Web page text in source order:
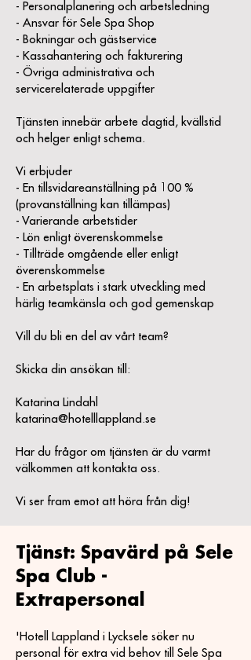
- Personalplanering och arbetsledning
- Ansvar för Sele Spa Shop
- Bokningar och gästservice
- Kassahantering och fakturering
- Övriga administrativa och
servicerelaterade uppgifter
Tjänsten innebär arbete dagtid, kvällstid
och helger enligt schema.
Vi erbjuder
- En tillsvidareanställning på 100 %
(provanställning kan tillämpas)
- Varierande arbetstider
- Lön enligt överenskommelse
- Tillträde omgående eller enligt
överenskommelse
- En arbetsplats i stark utveckling med
härlig teamkänsla och god gemenskap
Vill du bli en del av vårt team?
Skicka din ansökan till:
Katarina Lindahl
katarina@hotelllappland.se
Har du frågor om tjänsten är du varmt
välkommen att kontakta oss.
Vi ser fram emot att höra från dig!
Tjänst: Spavärd på Sele
Spa Club -
Extrapersonal
'Hotell Lappland i Lycksele söker nu
personal för extra vid behov till Sele Spa